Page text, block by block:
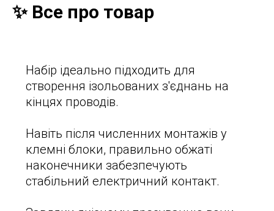
✨ Все про товар
Набір ідеально підходить для
створення ізольованих з'єднань на
кінцях проводів.
Навіть після численних монтажів у
клемні блоки, правильно обжаті
наконечники забезпечують
стабільний електричний контакт.